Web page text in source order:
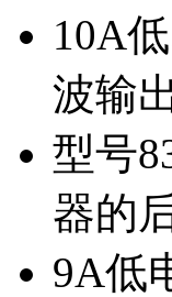
10A
波输
型号
器的
9A低